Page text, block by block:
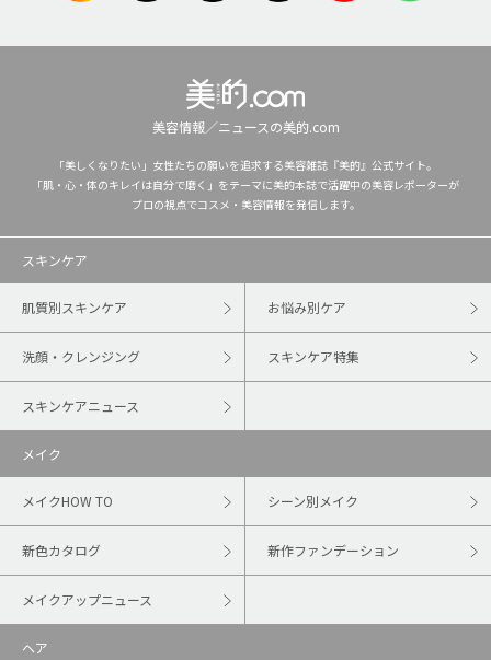
美容情報／ニュースの美的.com
「美しくなりたい」女性たちの願いを追求する美容雑誌『美的』公式サイト。
「肌・心・体のキレイは自分で磨く」をテーマに美的本誌で活躍中の美容レポーターが
プロの視点でコスメ・美容情報を発信します。
スキンケア
肌質別スキンケア お悩み別ケア
洗顔・クレンジング スキンケア特集
スキンケアニュース
メイク
メイクHOW TO シーン別メイク
新色カタログ 新作ファンデーション
メイクアップニュース
ヘア